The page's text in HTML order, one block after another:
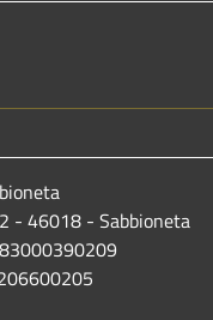
- 46018 - Sabbioneta